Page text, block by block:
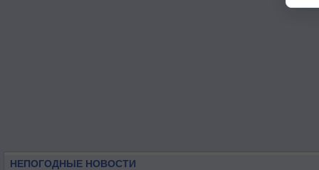
НЕПОГОДНЫЕ НОВОСТИ